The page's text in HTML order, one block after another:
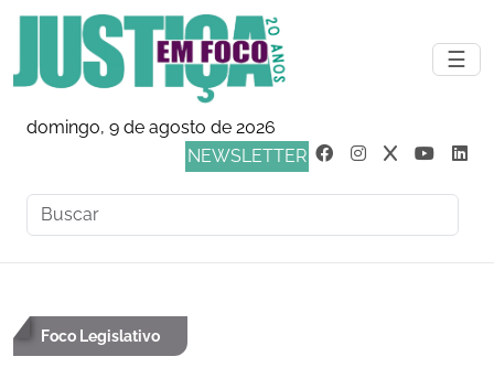
☰
domingo, 9 de agosto de 2026
NEWSLETTER
Foco Legislativo